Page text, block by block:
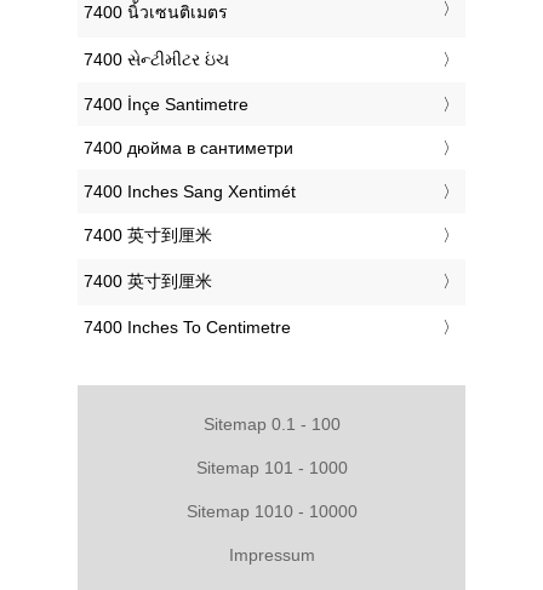
‎7400 นิ้วเซนติเมตร
‎7400 સેન્ટીમીટર ઇંચ
‎7400 İnçe Santimetre
‎7400 дюйма в сантиметри
‎7400 Inches Sang Xentimét
‎7400 英寸到厘米
‎7400 英寸到厘米
‎7400 Inches To Centimetre
Sitemap 0.1 - 100
Sitemap 101 - 1000
Sitemap 1010 - 10000
Impressum